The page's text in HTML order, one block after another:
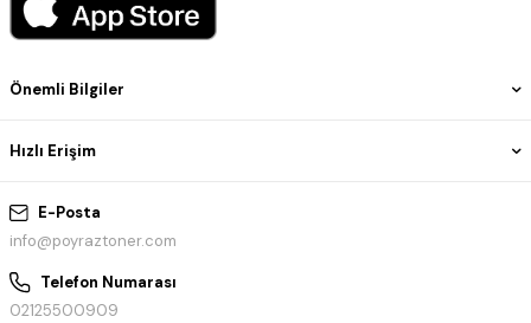
E-Posta
info@poyraztoner.com
Telefon Numarası
02125500909
Önemli Bilgiler
Hızlı Erişim